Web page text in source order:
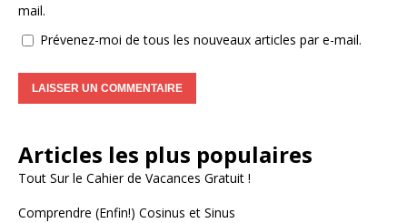
mail.
Prévenez-moi de tous les nouveaux articles par e-mail.
t
e
n
Articles les plus populaires
Tout Sur le Cahier de Vacances Gratuit !
Comprendre (Enfin!) Cosinus et Sinus